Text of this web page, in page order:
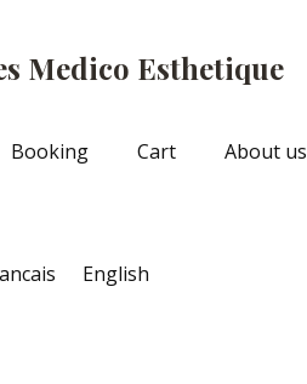
Medico Esthetique
Booking Cart About us